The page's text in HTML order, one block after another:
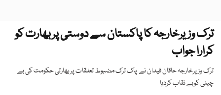
ترک وزیرخارجہ کا پاکستان سے دوستی پربھارت کو
کرارا جواب
ترک وزیرخارجہ حاقان فیدان نے پاک ترک مضبوط تعلقات پربھارتی حکومت کی بے
چینی کوبے نقاب کردیا